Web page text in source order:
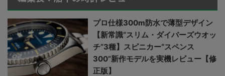
プロ仕様300m防水で薄型デザイン
【新常識“スリム・ダイバーズウオッ
チ”3種】スピニカー“スペンス
300”新作モデルを実機レビュー【修
正版】